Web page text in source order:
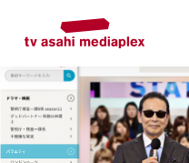
テレビ朝日 オフィシャルサイト